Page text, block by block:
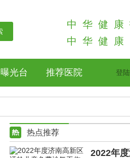
中 华 健 康
中 华 健 康
曝光台 推荐医院 登陆
热点推荐